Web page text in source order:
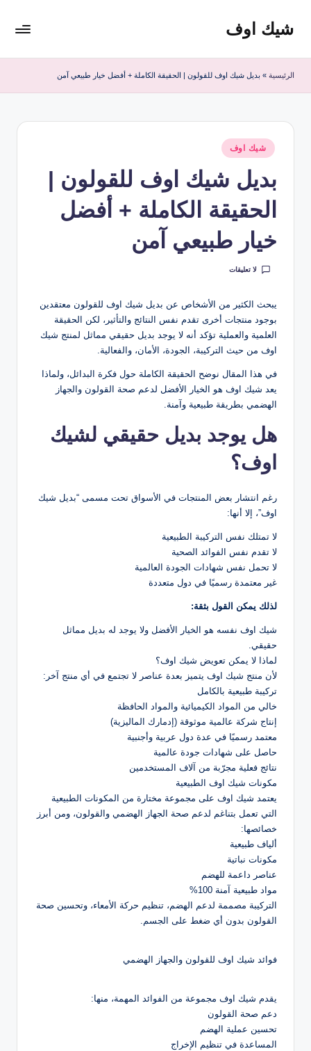
التجاوزشيك اوف
للقولون
ادمارك
الماليزية
مشروب
الرئيسية » بديل شيك اوف للقولون | الحقيقة الكاملة + أفضل خيار طبيعي آمن
نُشر
في
شيك اوف
بديل شيك اوف للقولون |
الحقيقة الكاملة + أفضل
خيار طبيعي آمن
لا تعليقات
يبحث الكثير من الأشخاص عن بديل شيك اوف للقولون معتقدين
بوجود منتجات أخرى تقدم نفس النتائج والتأثير، لكن الحقيقة
العلمية والعملية تؤكد أنه لا يوجد بديل حقيقي مماثل لمنتج شيك
اوف من حيث التركيبة، الجودة، الأمان، والفعالية.
في هذا المقال نوضح الحقيقة الكاملة حول فكرة البدائل، ولماذا
يعد شيك اوف هو الخيار الأفضل لدعم صحة القولون والجهاز
الهضمي بطريقة طبيعية وآمنة.
هل يوجد بديل حقيقي لشيك
اوف؟
رغم انتشار بعض المنتجات في الأسواق تحت مسمى “بديل شيك
اوف”، إلا أنها:
لا تمتلك نفس التركيبة الطبيعية
لا تقدم نفس الفوائد الصحية
لا تحمل نفس شهادات الجودة العالمية
غير معتمدة رسميًا في دول متعددة
لذلك يمكن القول بثقة:
شيك اوف نفسه هو الخيار الأفضل ولا يوجد له بديل مماثل
حقيقي.
لماذا لا يمكن تعويض شيك اوف؟
لأن منتج شيك اوف يتميز بعدة عناصر لا تجتمع في أي منتج آخر:
تركيبة طبيعية بالكامل
خالي من المواد الكيميائية والمواد الحافظة
إنتاج شركة عالمية موثوقة (إدمارك الماليزية)
معتمد رسميًا في عدة دول عربية وأجنبية
حاصل على شهادات جودة عالمية
نتائج فعلية مجرّبة من آلاف المستخدمين
مكونات شيك اوف الطبيعية
يعتمد شيك اوف على مجموعة مختارة من المكونات الطبيعية
التي تعمل بتناغم لدعم صحة الجهاز الهضمي والقولون، ومن أبرز
خصائصها:
ألياف طبيعية
مكونات نباتية
عناصر داعمة للهضم
مواد طبيعية آمنة 100%
التركيبة مصممة لدعم الهضم، تنظيم حركة الأمعاء، وتحسين صحة
القولون بدون أي ضغط على الجسم.
فوائد شيك اوف للقولون والجهاز الهضمي
يقدم شيك اوف مجموعة من الفوائد المهمة، منها:
دعم صحة القولون
تحسين عملية الهضم
المساعدة في تنظيم الإخراج